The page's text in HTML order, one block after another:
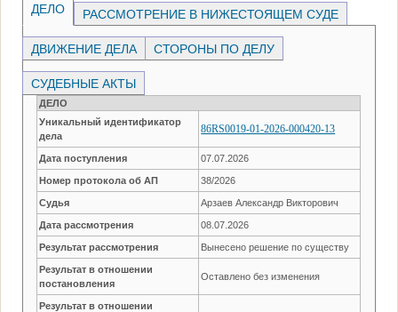
ДЕЛО РАССМОТРЕНИЕ В НИЖЕСТОЯЩЕМ СУДЕ
ДВИЖЕНИЕ ДЕЛА СТОРОНЫ ПО ДЕЛУ
СУДЕБНЫЕ АКТЫ
ДЕЛО
Уникальный идентификатор
дела
86RS0019-01-2026-000420-13
Дата поступления 07.07.2026
Номер протокола об АП 38/2026
Судья Арзаев Александр Викторович
Дата рассмотрения 08.07.2026
Результат рассмотрения Вынесено решение по существу
Результат в отношении
постановления
Оставлено без изменения
Результат в отношении